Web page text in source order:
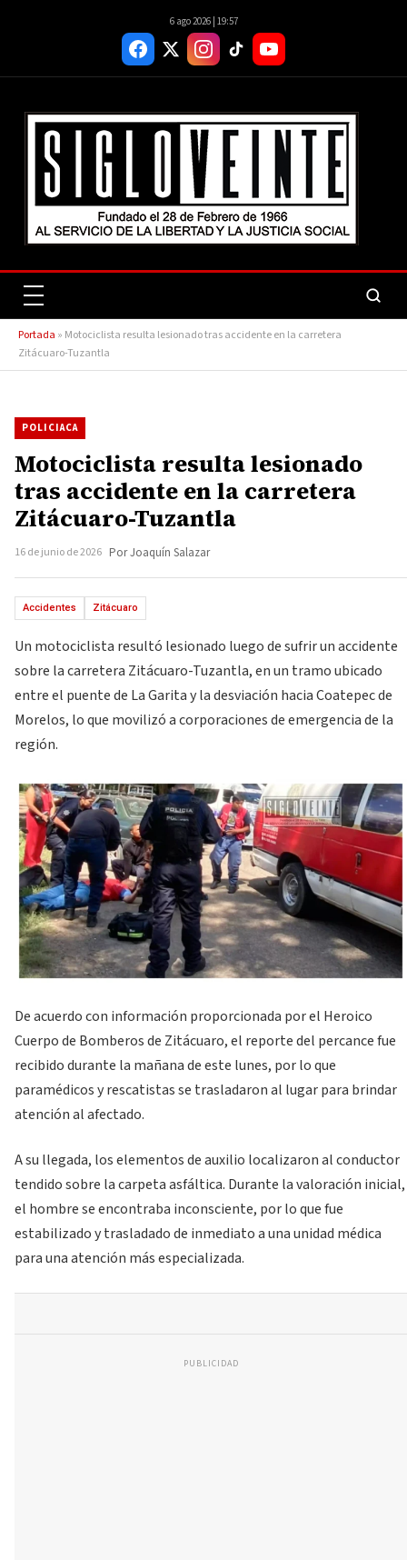
6 ago 2026 | 19:57
Portada » Motociclista resulta lesionado tras accidente en la carretera
Zitácuaro-Tuzantla
POLICIACA
Motociclista resulta lesionado
tras accidente en la carretera
Zitácuaro-Tuzantla
16 de junio de 2026 Por Joaquín Salazar
Accidentes Zitácuaro
Un motociclista resultó lesionado luego de sufrir un accidente
sobre la carretera Zitácuaro-Tuzantla, en un tramo ubicado
entre el puente de La Garita y la desviación hacia Coatepec de
Morelos, lo que movilizó a corporaciones de emergencia de la
región.
De acuerdo con información proporcionada por el Heroico
Cuerpo de Bomberos de Zitácuaro, el reporte del percance fue
recibido durante la mañana de este lunes, por lo que
paramédicos y rescatistas se trasladaron al lugar para brindar
atención al afectado.
A su llegada, los elementos de auxilio localizaron al conductor
tendido sobre la carpeta asfáltica. Durante la valoración inicial,
el hombre se encontraba inconsciente, por lo que fue
estabilizado y trasladado de inmediato a una unidad médica
para una atención más especializada.
PUBLICIDAD